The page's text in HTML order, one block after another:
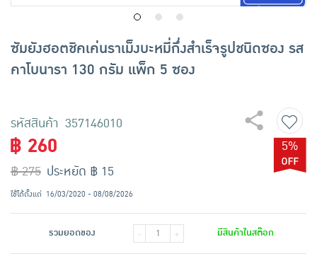
ซัมยังฮอตชิคเค่นราเม็งบะหมี่กึ่งสำเร็จรูปชนิดซอง รส
คาโบนารา 130 กรัม แพ็ก 5 ซอง
รหัสสินค้า 357146010
฿ 260
฿ 275
5%
ประหยัด ฿ 15
ใช้ได้ตั้งแต่ 16/03/2020 - 08/08/2026
รวมยอดของ - + มีสินค้าในสต๊อก